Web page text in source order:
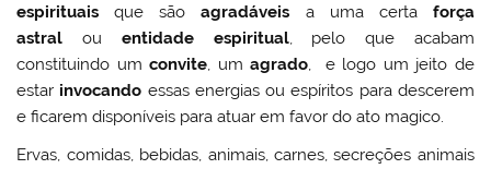
espirituais que sãoagradáveis a uma certa força
astral ou entidade espiritual, pelo que acabam
constituindo umconvite , um agrado , e logo um jeito de
estar invocando essas energias ou espíritos para descerem
e ficarem disponíveis para atuar em favor do ato magico.
Ervas, comidas, bebidas, animais, carnes, secreções animais